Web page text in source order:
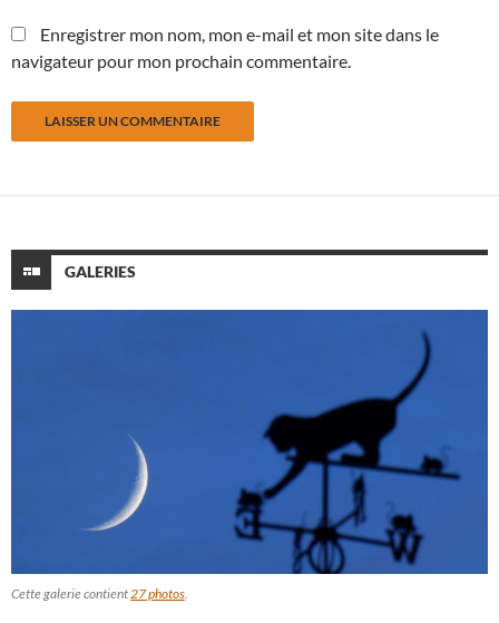
Enregistrer mon nom, mon e-mail et mon site dans le
navigateur pour mon prochain commentaire.
GALERIES
Cette galerie contient 27 photos